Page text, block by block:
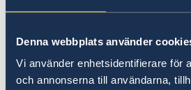
Denna webbplats använder
Vi använder enhetsidentifierare för
och annonserna till användarna,
ni kan ansöka om pass där
till ambassaden i Singapore.